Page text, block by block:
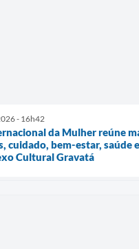
- 16h42
da Mulher reúne
cuidado, bem-estar, saúde
Cultural Gravatá